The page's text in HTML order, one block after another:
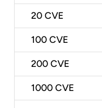
20 CVE
100 CVE
200 CVE
1000 CVE